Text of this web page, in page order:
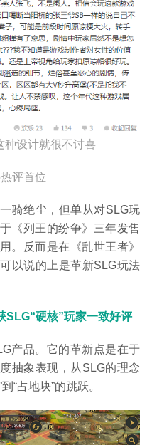
种设计就很不讨喜
评首位
骑绝尘，但单从对SLG玩
《列王的纷争》三年发售
。反而是在《乱世王者》
以说的上是革新SLG玩法
SLG“硬核”玩家一致好评
产品。它的革新点是在于
抽象表现，从SLG的理念
“占地块”的跳跃。